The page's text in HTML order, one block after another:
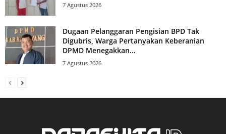
7 Agustus 2026
Dugaan Pelanggaran Pengisian BPD Tak
Digubris, Warga Pertanyakan Keberanian
DPMD Menegakkan...
7 Agustus 2026